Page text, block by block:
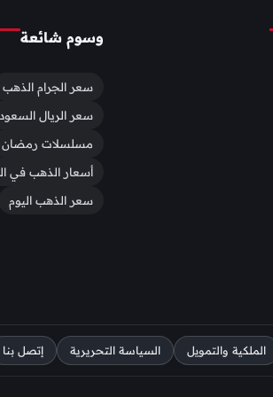
وسوم شائعة
سعر الجرام الذهب
سعر الريال
مسلسلات رمضان
أسعار الذهب في
سعر الذهب اليوم
الملكية والتمويل السياسة التحريرية إتصل بنا